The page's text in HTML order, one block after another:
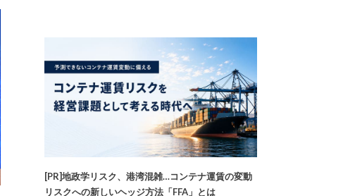
[PR]地政学リスク、港湾混雑…コンテナ運賃の変動
リスクへの新しいヘッジ方法「FFA」とは